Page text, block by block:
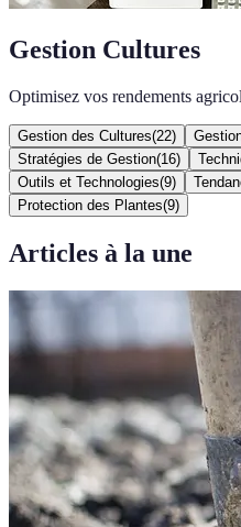
Gestion Cultures
Optimisez vos rendements
Gestion des Cultures(22)
Stratégies de Gestion(16)
Outils et Technologies(9)
Protection des Plantes(9)
Articles à la une